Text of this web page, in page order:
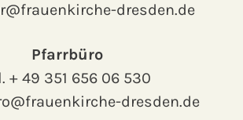
dresden.de
Pfarrbüro
+ 49 351 656 06 530
dresden.de